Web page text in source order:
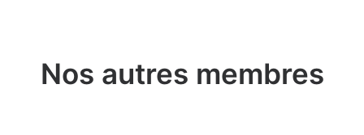
Nos autres membres